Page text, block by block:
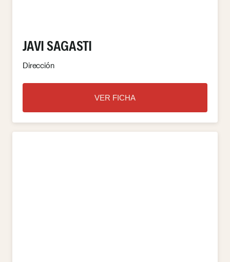
JAVI SAGASTI
Dirección
VER FICHA